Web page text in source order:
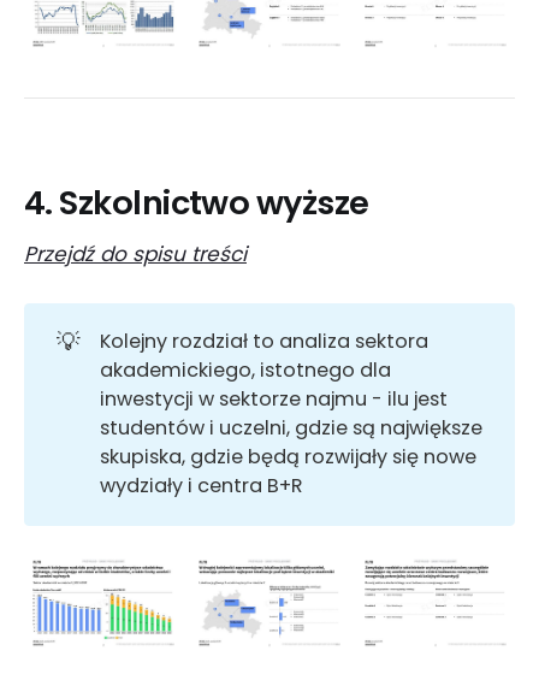
4. Szkolnictwo wyższe
Przejdź do spisu treści
💡
Kolejny rozdział to analiza sektora
akademickiego, istotnego dla
inwestycji w sektorze najmu - ilu jest
studentów i uczelni, gdzie są największe
skupiska, gdzie będą rozwijały się nowe
wydziały i centra B+R